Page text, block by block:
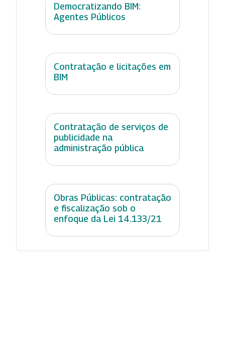
Democratizando BIM:
Agentes Públicos
Contratação e licitações em
BIM
Contratação de serviços de
publicidade na
administração pública
Obras Públicas: contratação
e fiscalização sob o
enfoque da Lei 14.133/21